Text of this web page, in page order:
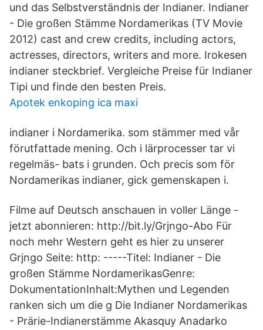
und das Selbstverständnis der Indianer. Indianer
- Die großen Stämme Nordamerikas (TV Movie
2012) cast and crew credits, including actors,
actresses, directors, writers and more. Irokesen
indianer steckbrief. Vergleiche Preise für Indianer
Tipi und finde den besten Preis.
Apotek enkoping ica maxi
indianer i Nordamerika. som stämmer med vår
förutfattade mening. Och i lärprocesser tar vi
regelmäs- bats i grunden. Och precis som för
Nordamerikas indianer, gick gemenskapen i.
Filme auf Deutsch anschauen in voller Länge -
jetzt abonnieren: http://bit.ly/Grjngo-Abo Für
noch mehr Western geht es hier zu unserer
Grjngo Seite: http: -----Titel: Indianer - Die
großen Stämme NordamerikasGenre:
DokumentationInhalt:Mythen und Legenden
ranken sich um die g Die Indianer Nordamerikas
- Prärie-Indianerstämme Akasquy Anadarko